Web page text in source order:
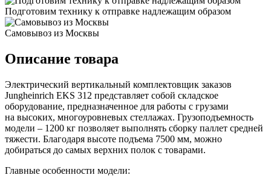
Подготовим технику к отправке надлежащим образом
Самовывоз из Москвы
Описание товара
Электрический вертикальный комплектовщик заказов
Jungheinrich EKS 312 представляет собой складское
оборудование, предназначенное для работы с грузами
на высоких, многоуровневых стеллажах. Грузоподъемность
модели – 1200 кг позволяет выполнять сборку паллет средней
тяжести. Благодаря высоте подъема 7500 мм, можно
добираться до самых верхних полок с товарами.
Главные особенности модели: